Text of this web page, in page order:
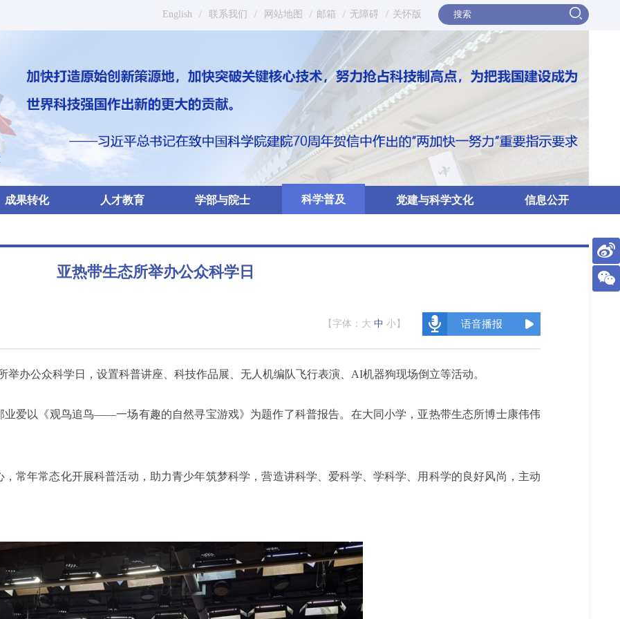
English / 联系我们 / 网站地图 / 邮箱 / 无障碍 / 关怀版
成果转化 人才教育 学部与院士 科学普及 党建与科学文化 信息公开
亚热带生态所举办公众科学日
【字体： 大 中 小 】 语音播报
举办公众科学日，设置科普讲座、科技作品展、无人机编队飞行表演、AI机器狗现场倒立等活动。
业爱以《观鸟追鸟——一场有趣的自然寻宝游戏》为题作了科普报告。在大同小学，亚热带生态所博士康伟伟
常年常态化开展科普活动，助力青少年筑梦科学，营造讲科学、爱科学、学科学、用科学的良好风尚，主动